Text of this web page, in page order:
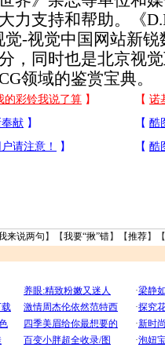
力支持和帮助。《
觉-视觉中国网站新
，同时也是北京视
领域的鉴赏宝典。
来说两句 】【我要“揪”错】【推荐】